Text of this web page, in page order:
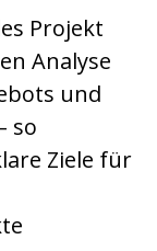
Projekt
Analyse
und
so
Ziele für